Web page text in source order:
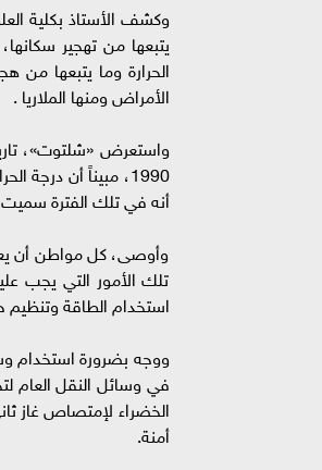
وكشف الأستاذ بكلية
يتبعها من تهجير
الحرارة وما يتبعها من
الأمراض ومنها الملاريا .
أنه في تلك الفترة سميت
وأوصى، كل مواطن أن
تلك الأمور التي يجب
استخدام الطاقة وتنظيم
ووجه بضرورة استخدام
في وسائل النقل العام
الخضراء لإمتصاص غاز
أمنة.